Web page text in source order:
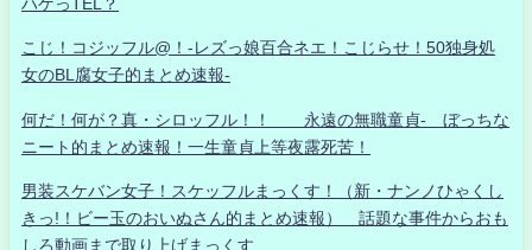
ハゲっTEL？
こじ！コジッフル@！-レズっ娘百合ネエ！こじらせ！50独身処
女のBL腐女子的まとめ速報-
何だ！何が？真・シロッフル！！ 永遠の無職童貞- ぼっちな
ニート的まとめ速報！一生童貞上等夜露死苦！
男装スケバン女子！スケッフルまっくす！（新・ナンノひゃくし
きっ!！ビー玉のおいぬさん的まとめ速報） 話題な事件からおも
しろ動画まで取り上げまっくす